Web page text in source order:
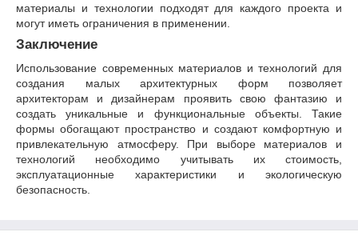
материалы и технологии подходят для каждого проекта и
могут иметь ограничения в применении.
Заключение
Использование современных материалов и технологий для
создания малых архитектурных форм позволяет
архитекторам и дизайнерам проявить свою фантазию и
создать уникальные и функциональные объекты. Такие
формы обогащают пространство и создают комфортную и
привлекательную атмосферу. При выборе материалов и
технологий необходимо учитывать их стоимость,
эксплуатационные характеристики и экологическую
безопасность.